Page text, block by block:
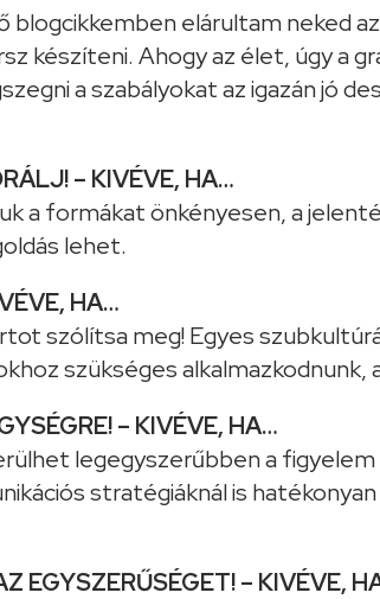
– KIVÉVE, HA…
a formákat önkényesen, a
lehet.
HA…
szólítsa meg! Egyes
szükséges
– KIVÉVE, HA…
legegyszerűbben a
stratégiáknál is
EGYSZERŰSÉGET! – KIVÉVE,